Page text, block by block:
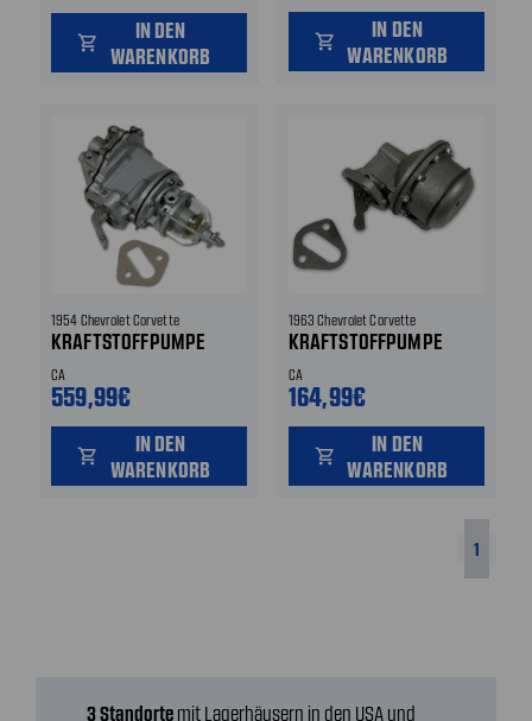
shopping_cart
IN DEN
WARENKORB
shopping_cart
IN DEN
WARENKORB
1954 Chevrolet Corvette
KRAFTSTOFFPUMPE
CA
559,99€
shopping_cart
IN DEN
WARENKORB
1963 Chevrolet Corvette
KRAFTSTOFFPUMPE
CA
164,99€
shopping_cart
IN DEN
WARENKORB
1
3 Standorte mit Lagerhäusern in den USA und